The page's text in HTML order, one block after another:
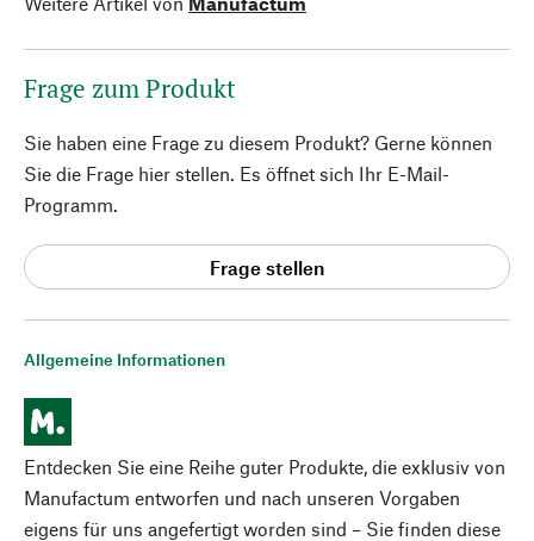
Allgemeine Informationen
Entdecken Sie eine Reihe guter Produkte, die exklusiv von
Manufactum entworfen und nach unseren Vorgaben
eigens für uns angefertigt worden sind – Sie finden diese
Frage zum Produkt
Sie haben eine Frage zu diesem Produkt? Gerne können
Sie die Frage hier stellen. Es öffnet sich Ihr E-Mail-
Programm.
Frage stellen